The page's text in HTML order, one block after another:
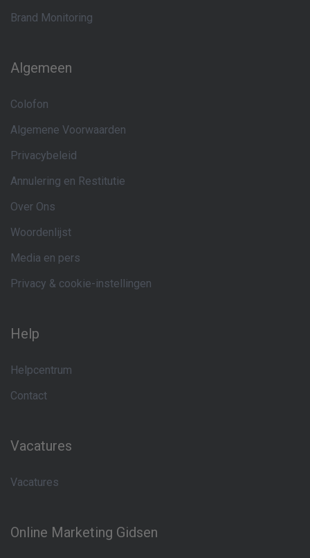
Brand Monitoring
Algemeen
Colofon
Algemene Voorwaarden
Privacybeleid
Annulering en Restitutie
Over Ons
Woordenlijst
Media en pers
Privacy & cookie-instellingen
Help
Helpcentrum
Contact
Vacatures
Vacatures
Online Marketing Gidsen